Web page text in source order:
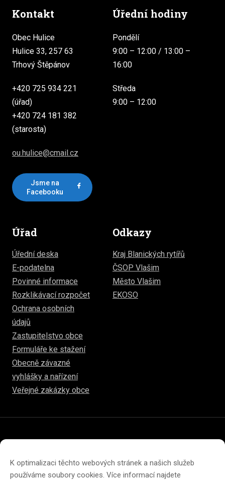
K optimalizaci těchto webových stránek a našich služeb
používáme soubory cookies. Více informací najdete
Kontakt
Obec Hulice
Hulice 33, 257 63
Trhový Štěpánov
+420 725 934 221
(úřad)
+420 724 181 382
(starosta)
ou.hulice@cmail.cz
Jsme na
Facebooku
Úřední hodiny
Pondělí
9:00 – 12:00 / 13:00 –
16:00
Středa
9:00 – 12:00
Úřad
Úřední deska
E-podatelna
Povinné informace
Rozklikávací rozpočet
Ochrana osobních
údajů
Zastupitelstvo obce
Formuláře ke stažení
Obecně závazné
vyhlášky a nařízení
Veřejné zakázky obce
Odkazy
Kraj Blanických rytířů
ČSOP Vlašim
Město Vlašim
EKOSO
Prohlášení o přístupnosti
Prohlášení o ochraně soukromí
Zásady cookies (EU)